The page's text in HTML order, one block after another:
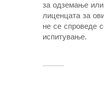
за одземање
лиценцата за
не се спроведе
испитување.